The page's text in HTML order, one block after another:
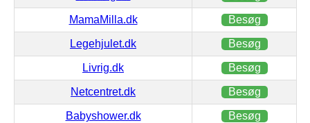
MamaMilla.dk Besøg
Legehjulet.dk Besøg
Livrig.dk Besøg
Netcentret.dk Besøg
Babyshower.dk Besøg